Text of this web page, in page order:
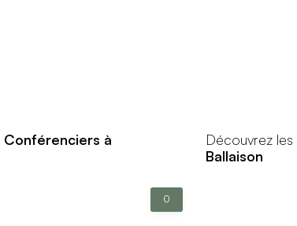
Conférenciers à
Découvrez les
Ballaison
0